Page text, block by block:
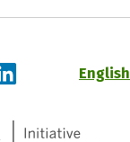
English